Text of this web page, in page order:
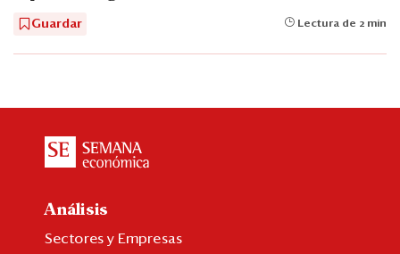
Guardar Lectura de 2 min
Análisis
Sectores y Empresas